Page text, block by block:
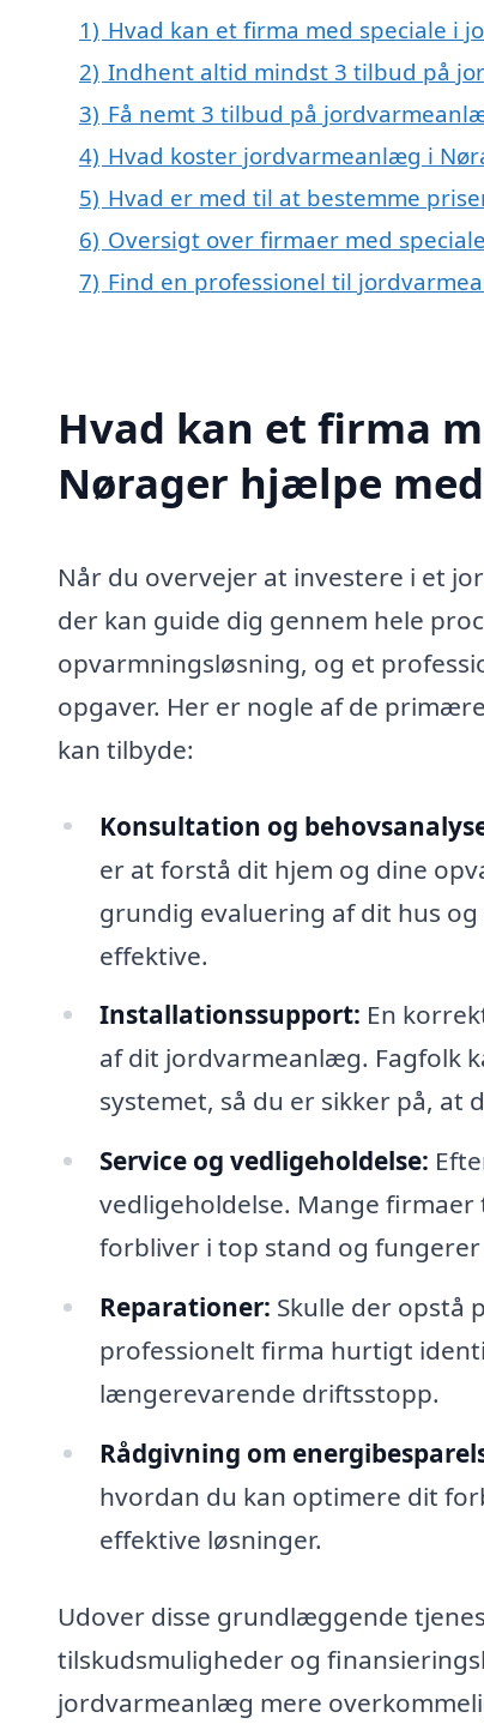
1) Hvad kan et firma med speciale i
2) Indhent altid mindst 3 tilbud på
3) Få nemt 3 tilbud på
4) Hvad koster jordvarmeanlæg i
5) Hvad er med til at bestemme
6) Oversigt over firmaer med
7) Find en professionel til
Hvad kan et firma
Nørager hjælpe
Når du overvejer at investere i et
der kan guide dig gennem hele
opvarmningsløsning, og et
opgaver. Her er nogle af de
kan tilbyde:
Konsultation og
er at forstå dit hjem og dine
grundig evaluering af dit hus
effektive.
Installationssupport: En
af dit jordvarmeanlæg. Fagfolk
systemet, så du er sikker på, at
Service og vedligeholdelse:
vedligeholdelse. Mange
forbliver i top stand og
Reparationer: Skulle der opstå
professionelt firma hurtigt
længerevarende driftsstopp.
Rådgivning om
hvordan du kan optimere dit
effektive løsninger.
Udover disse grundlæggende
tilskudsmuligheder og
jordvarmeanlæg mere